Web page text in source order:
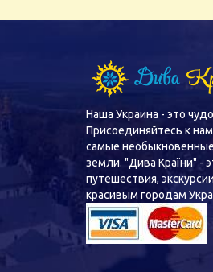
Наша Украина - это
Присоединяйтесь к
самые
земли. "Дива Країни" -
путешествия,
красивым городам